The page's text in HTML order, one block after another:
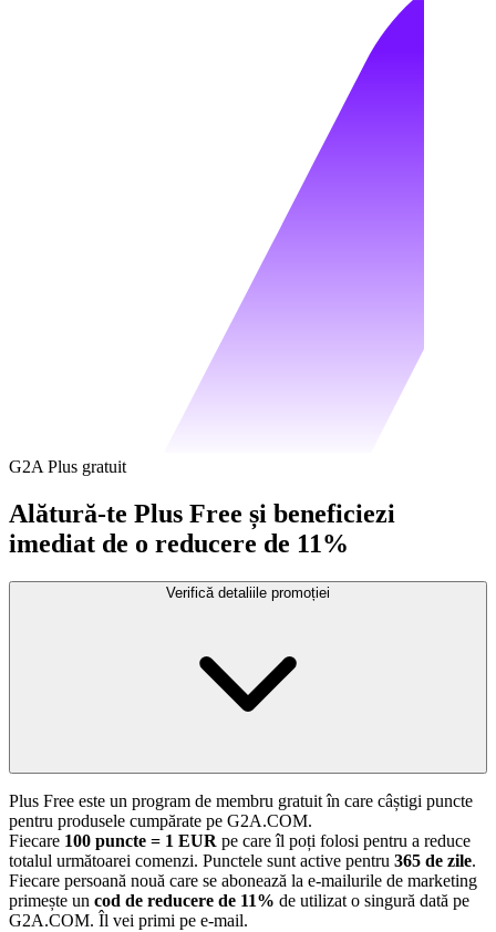
G2A Plus gratuit
Alătură-te Plus Free și beneficiezi
imediat de o reducere de 11%
Verifică detaliile promoției
Plus Free este un program de membru gratuit în care câștigi puncte
pentru produsele cumpărate pe G2A.COM.
Fiecare 100 puncte = 1 EUR pe care îl poți folosi pentru a reduce
totalul următoarei comenzi. Punctele sunt active pentru 365 de zile.
Fiecare persoană nouă care se abonează la e-mailurile de marketing
primește un cod de reducere de 11% de utilizat o singură dată pe
G2A.COM. Îl vei primi pe e-mail.